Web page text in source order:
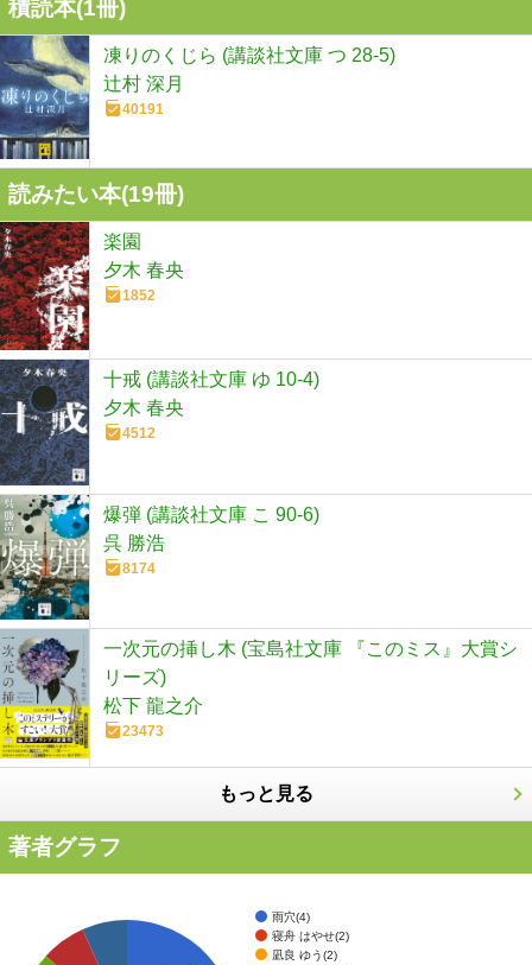
積読本(1冊)
凍りのくじら (講談社文庫 つ 28-5)
辻村 深月
40191
読みたい本(19冊)
楽園
夕木 春央
1852
十戒 (講談社文庫 ゆ 10-4)
夕木 春央
4512
爆弾 (講談社文庫 こ 90-6)
呉 勝浩
8174
一次元の挿し木 (宝島社文庫 『このミス』大賞シ
リーズ)
松下 龍之介
23473
もっと見る
著者グラフ
雨穴(4)
寝舟 はやせ(2)
凪良 ゆう(2)